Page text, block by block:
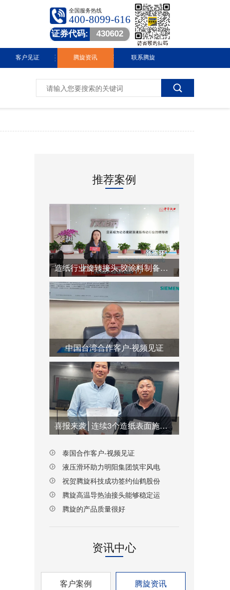
全国服务热线
400-8099-616
证券代码: 430602
客户见证 腾旋资讯
腾旋快讯
行业动态
联系腾旋
推荐案例
造纸行业旋转接头,胶涂料制备系统,蒸汽冷凝水系统运用
中国台湾合作客户-视频见证
喜报来袭│连续3个造纸表面施胶系统订单签订合作，共创双赢未来！
泰国合作客户-视频见证
液压滑环助力明阳集团筑牢风电
设备传动安全防线
祝贺腾旋科技成功签约仙鹤股份
湖北项目！
腾旋高温导热油接头能够稳定运
行
腾旋的产品质量很好
资讯中心
客户案例 腾旋资讯